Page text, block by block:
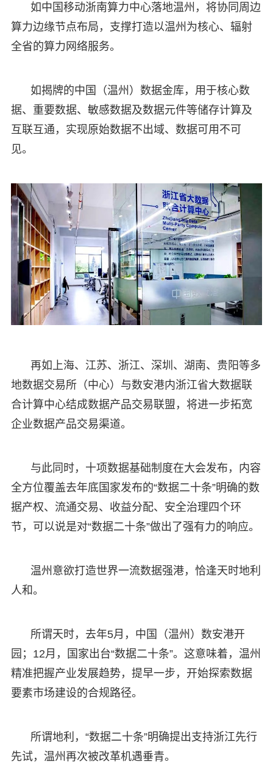
如中国移动浙南算力中心落地温州，将协同周边
算力边缘节点布局，支撑打造以温州为核心、辐射
全省的算力网络服务。
如揭牌的中国（温州）数据金库，用于核心数
据、重要数据、敏感数据及数据元件等储存计算及
互联互通，实现原始数据不出域、数据可用不可
见。
再如上海、江苏、浙江、深圳、湖南、贵阳等多
地数据交易所（中心）与数安港内浙江省大数据联
合计算中心结成数据产品交易联盟，将进一步拓宽
企业数据产品交易渠道。
与此同时，十项数据基础制度在大会发布，内容
全方位覆盖去年底国家发布的“数据二十条”明确的数
据产权、流通交易、收益分配、安全治理四个环
节，可以说是对“数据二十条”做出了强有力的响应。
温州意欲打造世界一流数据强港，恰逢天时地利
人和。
所谓天时，去年5月，中国（温州）数安港开
园；12月，国家出台“数据二十条”。这意味着，温州
精准把握产业发展趋势，提早一步，开始探索数据
要素市场建设的合规路径。
所谓地利，“数据二十条”明确提出支持浙江先行
先试，温州再次被改革机遇垂青。